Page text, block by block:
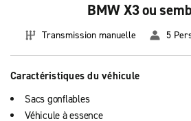
BMW X3 ou
Transmission manuelle 5
Caractéristiques du véhicule
Sacs gonflables
Véhicule à essence